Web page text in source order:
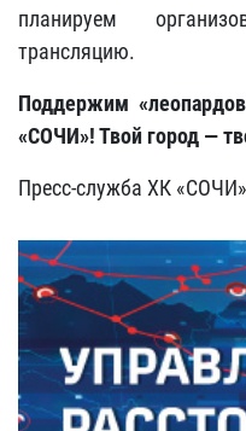
планируем
трансляцию.
Поддержим
«СОЧИ»! Твой город —
Пресс-служба ХК «СОЧИ»